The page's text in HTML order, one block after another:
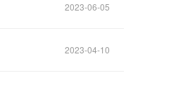
2023-06-05
2023-04-10